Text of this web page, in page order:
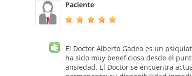
Paciente
El Doctor Alberto Gadea es un
ha sido muy beneficiosa desde el
ansiedad. El Doctor se encuentra